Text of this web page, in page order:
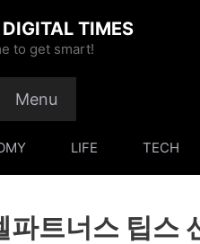
TIMES
to get smart!
Menu
LIFE TECH
트너스 팁스